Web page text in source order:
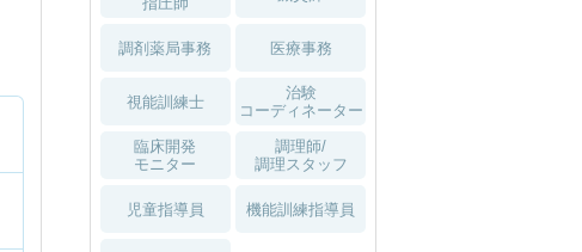
調剤薬局事務 医療事務
視能訓練士
治験
コーディネーター
臨床開発
モニター
調理師/
調理スタッフ
児童指導員 機能訓練指導員